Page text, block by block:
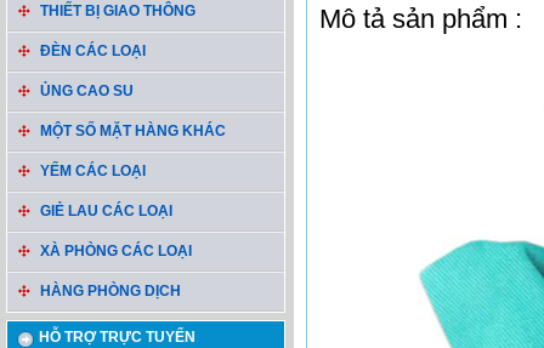
THIẾT BỊ GIAO THÔNG
ĐÈN CÁC LOẠI
ỦNG CAO SU
MỘT SỐ MẶT HÀNG KHÁC
YẾM CÁC LOẠI
GIẺ LAU CÁC LOẠI
XÀ PHÒNG CÁC LOẠI
HÀNG PHÒNG DỊCH
HỖ TRỢ TRỰC TUYẾN
Mô tả sản phẩm :